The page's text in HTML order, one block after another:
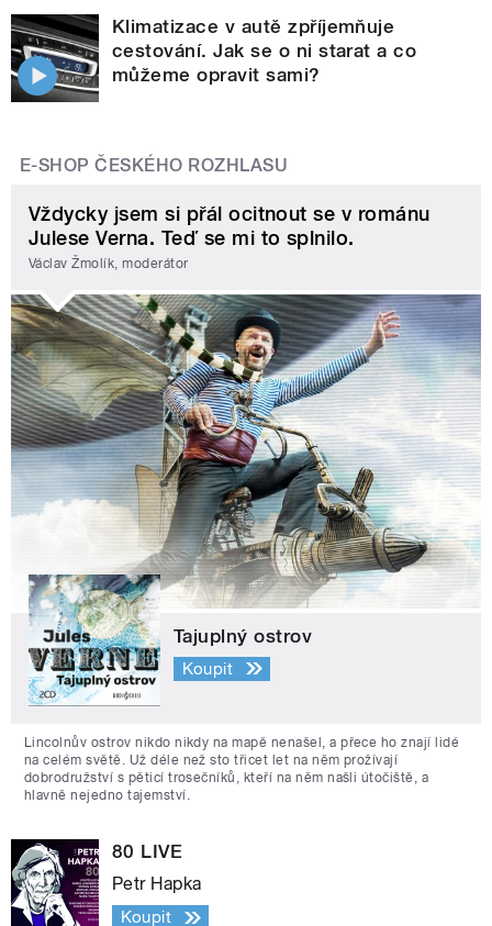
Klimatizace v autě zpříjemňuje
cestování. Jak se o ni starat a co
můžeme opravit sami?
E-SHOP ČESKÉHO ROZHLASU
Vždycky jsem si přál ocitnout se v románu
Julese Verna. Teď se mi to splnilo.
Václav Žmolík, moderátor
Tajuplný ostrov
Koupit
Lincolnův ostrov nikdo nikdy na mapě nenašel, a přece ho znají lidé
na celém světě. Už déle než sto třicet let na něm prožívají
dobrodružství s pěticí trosečníků, kteří na něm našli útočiště, a
hlavně nejedno tajemství.
80 LIVE
Petr Hapka
Koupit